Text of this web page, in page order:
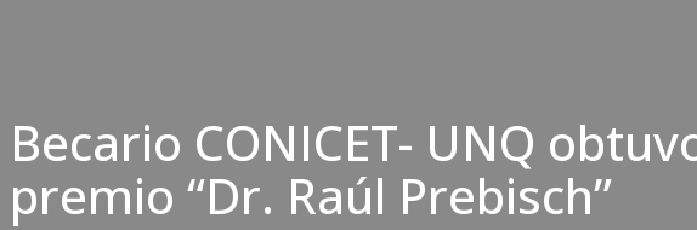
Becario CONICET- UNQ
premio “Dr. Raúl Prebisch”